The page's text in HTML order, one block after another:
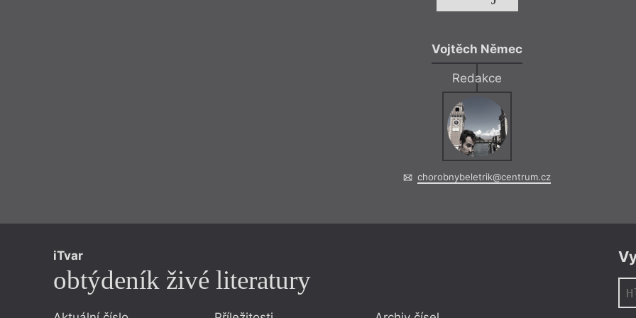
Vojtěch Němec
Redakce
chorobnybeletrik@centrum.cz
iTvar
obtýdeník živé literatury